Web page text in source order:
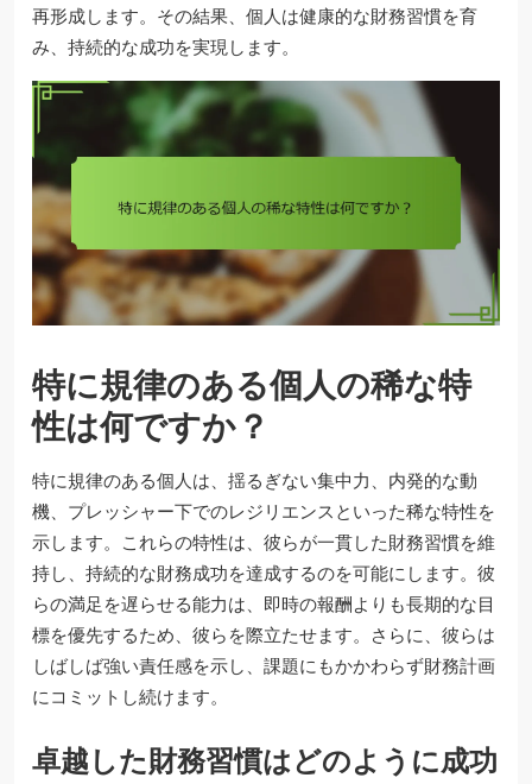
再形成します。その結果、個人は健康的な財務習慣を育
み、持続的な成功を実現します。
特に規律のある個人の稀な特
性は何ですか？
特に規律のある個人は、揺るぎない集中力、内発的な動
機、プレッシャー下でのレジリエンスといった稀な特性を
示します。これらの特性は、彼らが一貫した財務習慣を維
持し、持続的な財務成功を達成するのを可能にします。彼
らの満足を遅らせる能力は、即時の報酬よりも長期的な目
標を優先するため、彼らを際立たせます。さらに、彼らは
しばしば強い責任感を示し、課題にもかかわらず財務計画
にコミットし続けます。
卓越した財務習慣はどのように成功